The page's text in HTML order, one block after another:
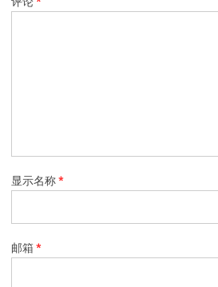
显示名称*
邮箱*